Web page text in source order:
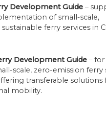
Development Guide –
of small-scale,
ferry services in
Development Guide –
scale, zero-emission ferry
transferable solutions
mobility.